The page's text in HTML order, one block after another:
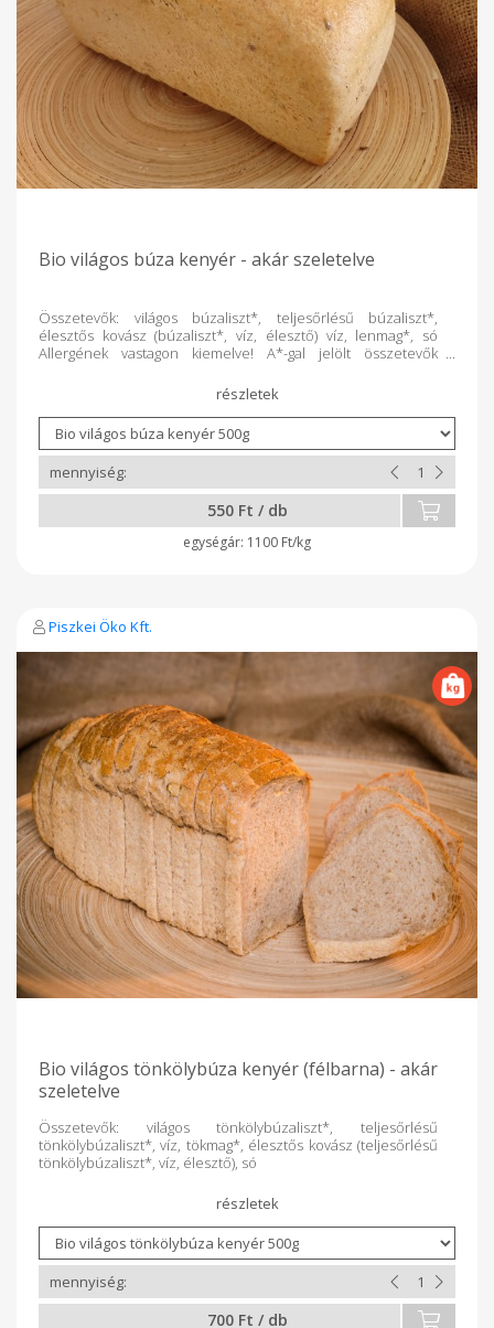
Bio világos búza kenyér - akár szeletelve
Összetevők: világos búzaliszt*, teljesőrlésű búzaliszt*,
élesztős kovász (búzaliszt*, víz, élesztő) víz, lenmag*, só
Allergének vastagon kiemelve! A*-gal jelölt összetevők
tojásmentes vegán termék (állati eredetű összetevő mentes)
GMO mentes káros adalék-, tartósítószer-mentes
csomagolt nettó tömeg 500g ajánlott tárolás:
szobahőmérsékleten 3 napig, fagyasztva -18 C-on akár 6
hónapig 100g Termék átlagos tápértéke: Energia 1014 kJ/ 240
Kcal Zsír 1,9g Amelyből telített zsírsavak 0g Szénhidrát 45g
Ebből cukrok 1g Rost 4,3g Fehérje 8,8g Só 1,4g Fogyaszd olyan
szeretettel, ahogyan mi készítettük!
550 Ft / db
1100 Ft/kg
Piszkei Öko Kft.
Bio világos tönkölybúza kenyér (félbarna) - akár
szeletelve
Összetevők: világos tönkölybúzaliszt*, teljesőrlésű
tönkölybúzaliszt*, víz, tökmag*, élesztős kovász (teljesőrlésű
tönkölybúzaliszt*, víz, élesztő), só
700 Ft / db